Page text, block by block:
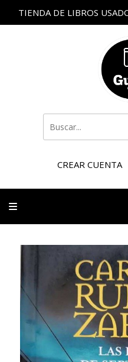
TIENDA DE LIBROS
CREAR CUENTA